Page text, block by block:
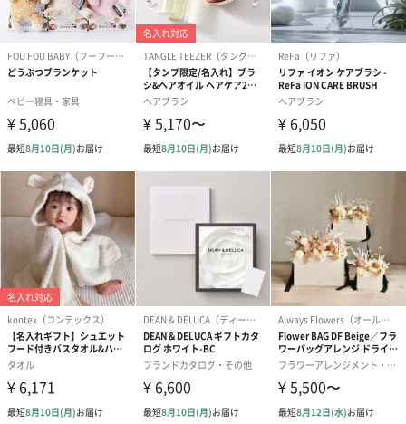
写真付きメッセージカ
ード（680円）
写真付きメッセージカ
ード（Thank you）ピ
ンク（680円）
【誕生日】
Birthday ホワ
刷なし）（
のしカード
商品の形質上、のしを直接添付できない商品にのし風のカードを
同梱します。
※のし下はご記入いただけません。
※カードのデザインは一部変更する場合があります。
結婚祝い（御結婚御
出産祝い（御出産御
内祝い_蝶結